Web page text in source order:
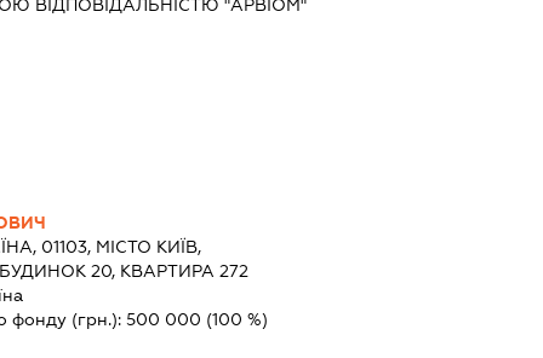
ВІДПОВІДАЛЬНІСТЮ "АРВІОМ"
01103, МІСТО КИЇВ,
20, КВАРТИРА 272
фонду (грн.): 500 000 (100 %)